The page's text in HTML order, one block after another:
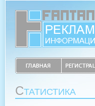
СТАТИСТИКА